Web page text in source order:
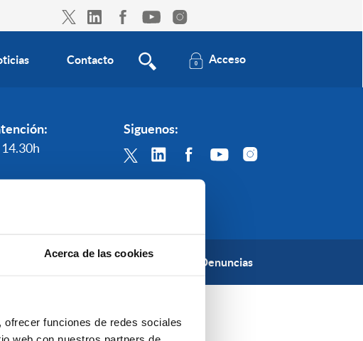
Acerca de las cookies
funciones de redes sociales
Contacto Acceso
14.30h
Siguenos:
Canal de Denuncias